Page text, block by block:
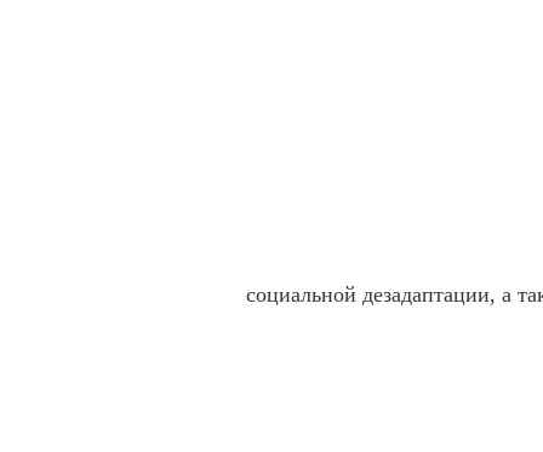
социальной дезадаптации, а